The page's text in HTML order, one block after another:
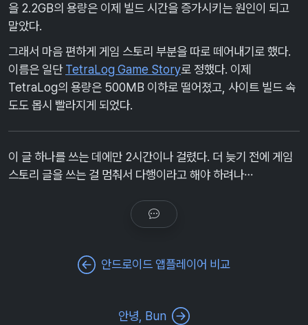
을 2.2GB의 용량은 이제 빌드 시간을 증가시키는 원인이 되고
말았다.
그래서 마음 편하게 게임 스토리 부분을 따로 떼어내기로 했다.
이름은 일단TetraLog Game Story로 정했다. 이제
TetraLog의 용량은 500MB 이하로 떨어졌고, 사이트 빌드 속
도도 몹시 빨라지게 되었다.
이 글 하나를 쓰는 데에만 2시간이나 걸렸다. 더 늦기 전에 게임
스토리 글을 쓰는 걸 멈춰서 다행이라고 해야 하려나…
안드로이드 앱플레이어 비교
안녕, Bun